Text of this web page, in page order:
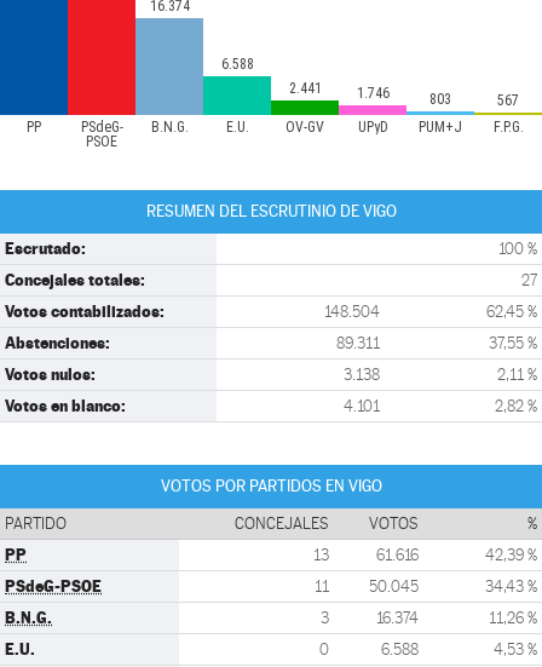
PP
PSdeG-
PSOE
B.N.G. E.U. OV-GV UPyD PUM+J F.P.G.
16.374
6.588
2.441
1.746 803 567
RESUMEN DEL ESCRUTINIO DE VIGO
Escrutado: 100 %
Concejales totales: 27
Votos contabilizados: 148.504 62,45 %
Abstenciones: 89.311 37,55 %
Votos nulos: 3.138 2,11 %
Votos en blanco: 4.101 2,82 %
VOTOS POR PARTIDOS EN VIGO
PARTIDO CONCEJALES VOTOS %
PP 13 61.616 42,39 %
PSdeG-PSOE 11 50.045 34,43 %
B.N.G. 3 16.374 11,26 %
E.U. 0 6.588 4,53 %